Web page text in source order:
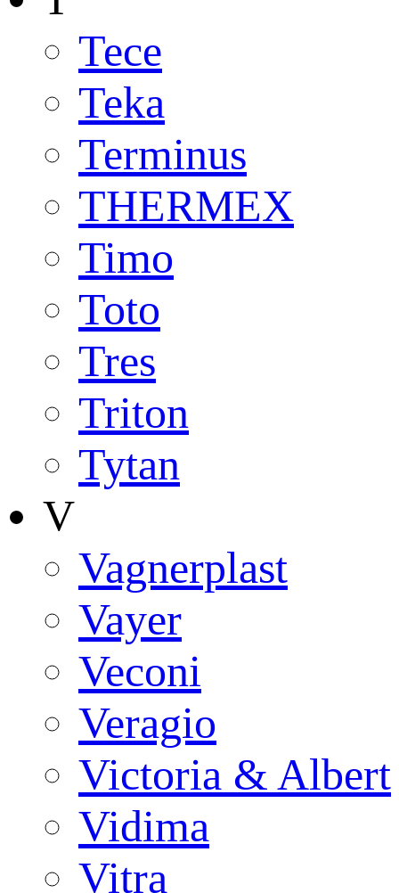
Tece
Teka
Terminus
THERMEX
Timo
Toto
Tres
Triton
Tytan
V
Vagnerplast
Vayer
Veconi
Veragio
Victoria & Albert
Vidima
Vitra